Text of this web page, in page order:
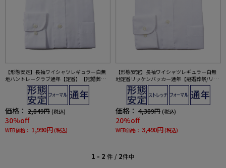
【形態安定】長袖ワイシャツレギュラー白無
地ハントレークラブ通年【定番】【冠婚葬祭/
リクルート使用可】
価格： 2,849円 (税込)
30%off
WEB価格： 1,990円 (税込)
【形態安定】長袖ワイシャツレギュラー白無
地定番リッケンバッカー通年【冠婚葬祭/リク
ルート使用可】
価格： 4,389円 (税込)
20%off
WEB価格： 3,490円 (税込)
1 - 2 件 / 2件中